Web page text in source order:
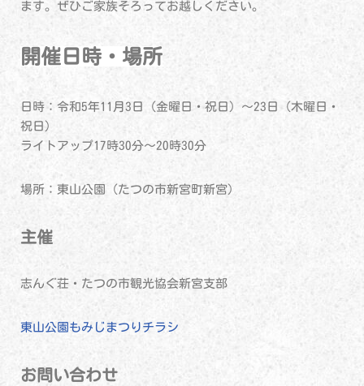
ます。ぜひご家族そろってお越しください。
開催日時・場所
日時：令和5年11月3日（金曜日・祝日）～23日（木曜日・
祝日）
ライトアップ17時30分～20時30分
場所：東山公園（たつの市新宮町新宮）
主催
志んぐ荘・たつの市観光協会新宮支部
東山公園もみじまつりチラシ
お問い合わせ